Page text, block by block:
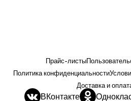
Прайс-листы
Политика конфиденциальности
Доставка и
ВКонтакте